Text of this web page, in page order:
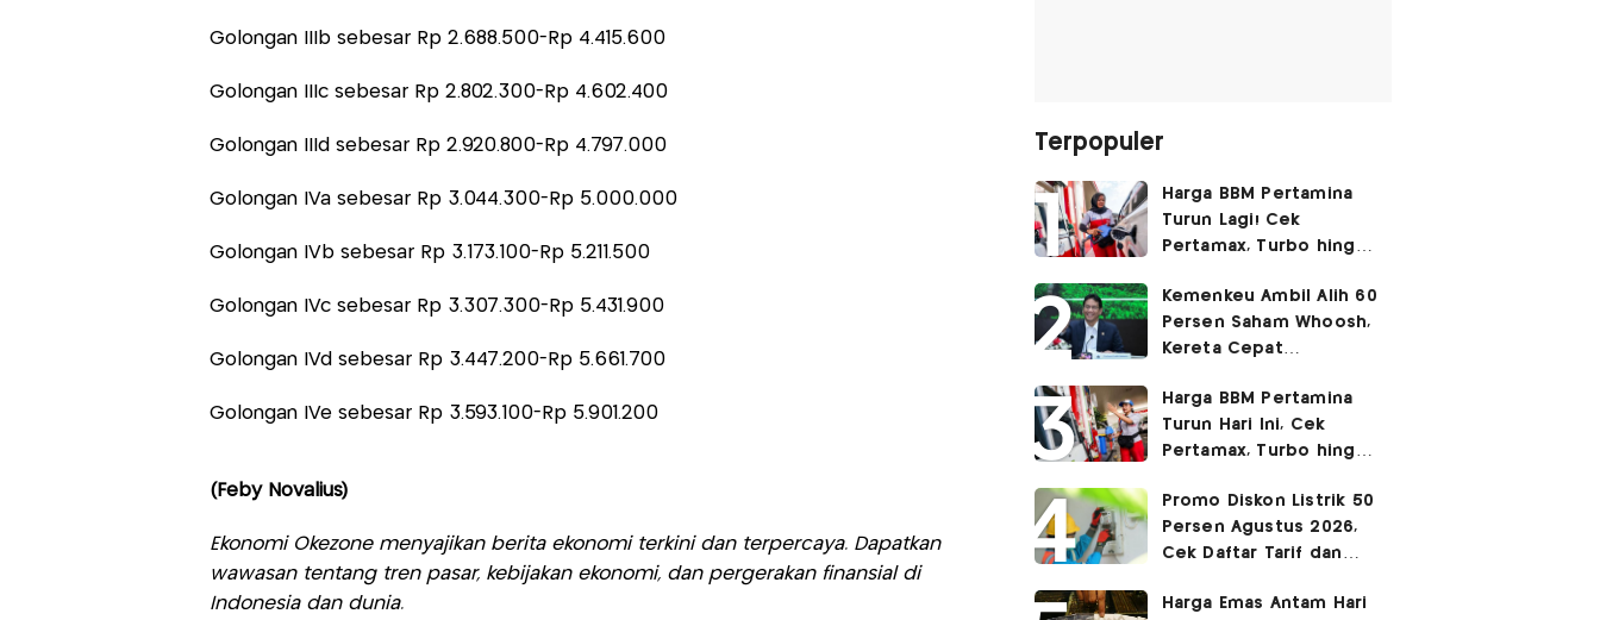
Golongan IIIb sebesar Rp 2.688.500-Rp 4.415.600
Golongan IIIc sebesar Rp 2.802.300-Rp 4.602.400
Golongan IIId sebesar Rp 2.920.800-Rp 4.797.000
Golongan IVa sebesar Rp 3.044.300-Rp 5.000.000
Golongan IVb sebesar Rp 3.173.100-Rp 5.211.500
Golongan IVc sebesar Rp 3.307.300-Rp 5.431.900
Golongan IVd sebesar Rp 3.447.200-Rp 5.661.700
Golongan IVe sebesar Rp 3.593.100-Rp 5.901.200
(Feby Novalius)
Ekonomi Okezone menyajikan berita ekonomi terkini dan terpercaya. Dapatkan
wawasan tentang tren pasar, kebijakan ekonomi, dan pergerakan finansial di
Indonesia dan dunia.
Terpopuler
Harga BBM Pertamina
Turun Lagi! Cek
Pertamax, Turbo hingga
Agustus 2026
Kemenkeu Ambil Alih 60
Persen Saham Whoosh,
Kereta Cepat
Surabaya
Harga BBM Pertamina
Turun Hari Ini, Cek
Pertamax, Turbo hingga
2026
Promo Diskon Listrik 50
Persen Agustus 2026,
Cek Daftar Tarif dan
Harga Emas Antam Hari